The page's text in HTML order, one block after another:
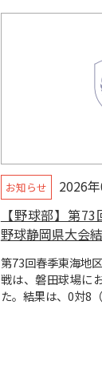
お知らせ
2026
【野球部】第
野球静岡県大会
第73回春季東海地
戦は、磐田球場に
た。結果は、0対8